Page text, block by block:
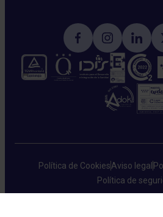
Política de CookiesAviso legal
Política de